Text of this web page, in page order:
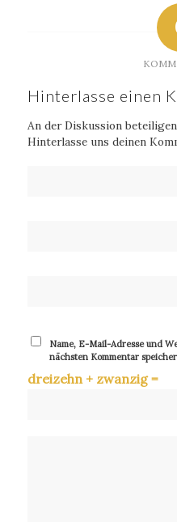
Hinterlasse einen
An der Diskussion
Hinterlasse uns deinen
Name, E-Mail-Adresse und
nächsten Kommentar
dreizehn + zwanzig =